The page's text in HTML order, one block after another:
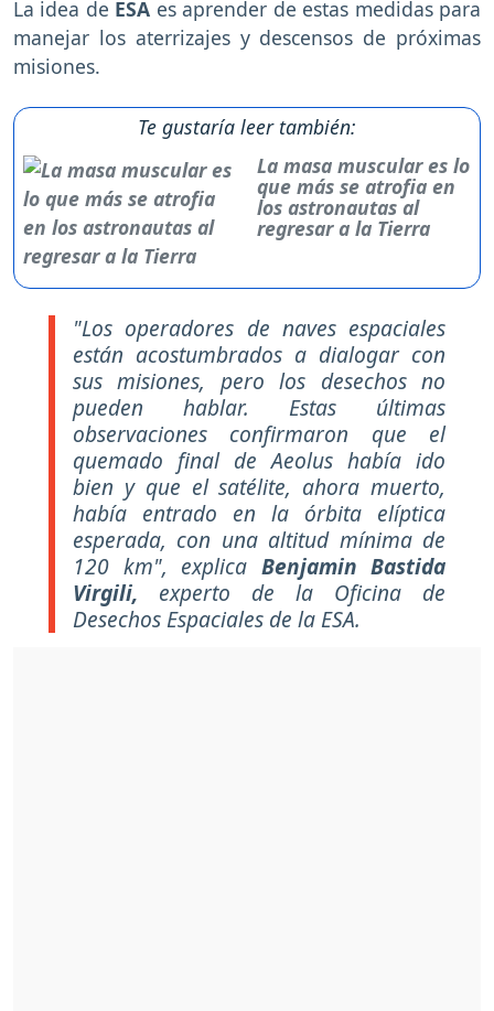
La idea de ESA es aprender de estas medidas para
manejar los aterrizajes y descensos de próximas
misiones.
Te gustaría leer también:
La masa muscular es lo
que más se atrofia en
los astronautas al
regresar a la Tierra
"Los operadores de naves espaciales
están acostumbrados a dialogar con
sus misiones, pero los desechos no
pueden hablar. Estas últimas
observaciones confirmaron que el
quemado final de Aeolus había ido
bien y que el satélite, ahora muerto,
había entrado en la órbita elíptica
esperada, con una altitud mínima de
120 km", explica Benjamin Bastida
Virgili, experto de la Oficina de
Desechos Espaciales de la ESA.